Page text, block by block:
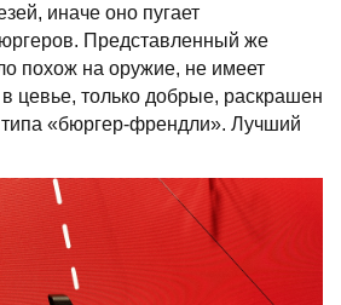
иначе оно пугает
Представленный же
похож на оружие, не имеет
цевье, только добрые, раскрашен
«бюргер-френдли». Лучший